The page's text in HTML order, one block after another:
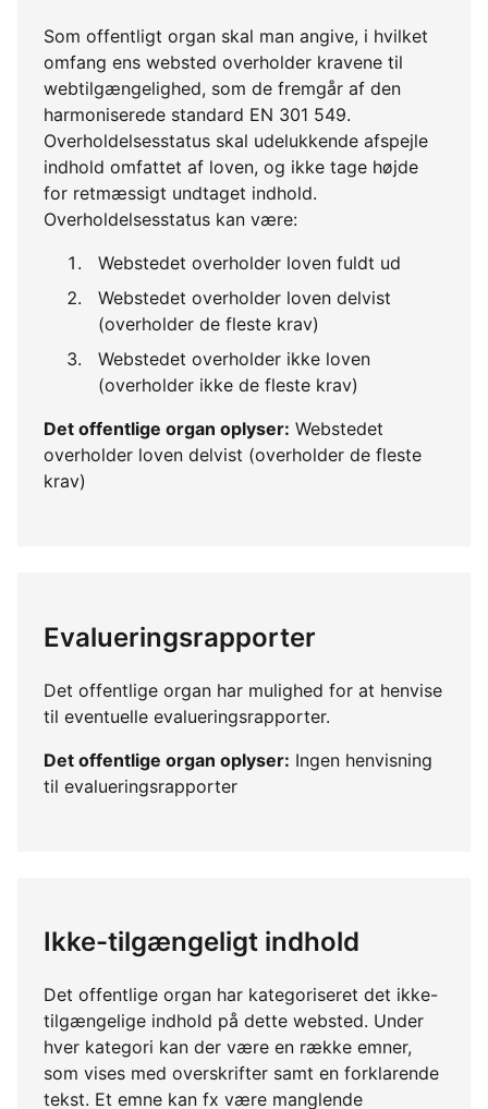
Som offentligt organ skal man angive, i hvilket
omfang ens websted overholder kravene til
webtilgængelighed, som de fremgår af den
harmoniserede standard EN 301 549.
Overholdelsesstatus skal udelukkende afspejle
indhold omfattet af loven, og ikke tage højde
for retmæssigt undtaget indhold.
Overholdelsesstatus kan være:
Webstedet overholder loven fuldt ud
Webstedet overholder loven delvist
(overholder de fleste krav)
Webstedet overholder ikke loven
(overholder ikke de fleste krav)
Det offentlige organ oplyser: Webstedet
overholder loven delvist (overholder de fleste
krav)
Evalueringsrapporter
Det offentlige organ har mulighed for at henvise
til eventuelle evalueringsrapporter.
Det offentlige organ oplyser: Ingen henvisning
til evalueringsrapporter
Ikke-tilgængeligt indhold
Det offentlige organ har kategoriseret det ikke-
tilgængelige indhold på dette websted. Under
hver kategori kan der være en række emner,
som vises med overskrifter samt en forklarende
tekst. Et emne kan fx være manglende